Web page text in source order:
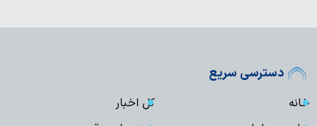
دسترسی سریع
خانه
کل اخبار